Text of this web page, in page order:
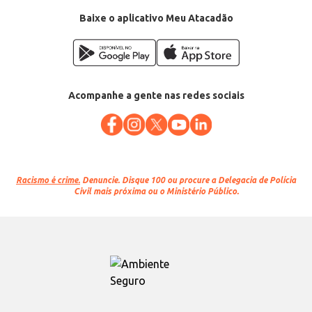
Baixe o aplicativo Meu Atacadão
Acompanhe a gente nas redes sociais
Racismo é crime. Denuncie. Disque 100 ou procure a Delegacia de Polícia
Civil mais próxima ou o Ministério Público.